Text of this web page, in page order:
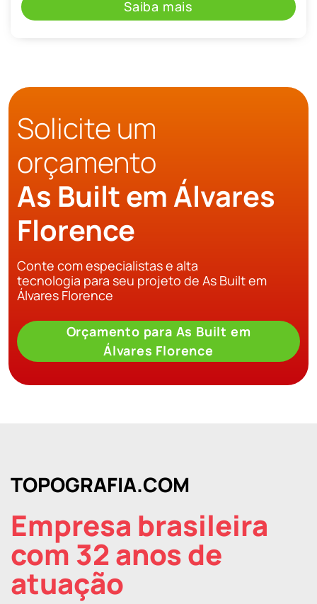
Saiba mais
Solicite um
orçamento
As Built em Álvares
Florence
Conte com especialistas e alta
tecnologia para seu projeto de As Built em
Álvares Florence
Orçamento para As Built em
Álvares Florence
TOPOGRAFIA.COM
Empresa brasileira
com 32 anos de
atuação